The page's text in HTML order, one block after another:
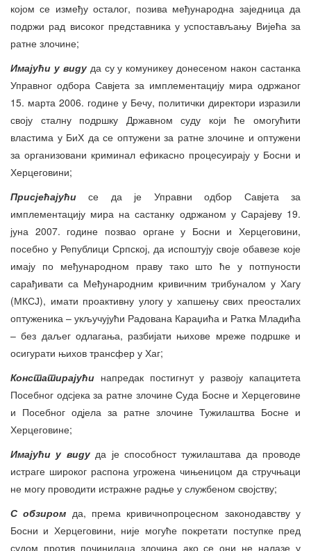
којом се између осталог, позива међународна заједница да
подржи рад високог представника у успостављању Вијећа за
ратне злочине;
Имајући у виду да су у комуникеу донесеном након састанка
Управног одбора Савјета за имплементацију мира одржаног
15. марта 2006. године у Бечу, политички директори изразили
своју сталну подршку Државном суду који ће омогућити
властима у БиХ да се оптужени за ратне злочине и оптужени
за организовани криминал ефикасно процесуирају у Босни и
Херцеговини;
Присјећајући се да је Управни одбор Савјета за
имплементацију мира на састанку одржаном у Сарајеву 19.
јуна 2007. године позвао органе у Босни и Херцеговини,
посебно у Републици Српској, да испоштују своје обавезе које
имају по међународном праву тако што ће у потпуности
сарађивати са Међународним кривичним трибуналом у Хагу
(МКСЈ), имати проактивну улогу у хапшењу свих преосталих
оптуженика – укључујући Радована Караџића и Ратка Младића
– без даљег одлагања, разбијати њихове мреже подршке и
осигурати њихов трансфер у Хаг;
Констатирајући напредак постигнут у развоју капацитета
Посебног одсјека за ратне злочине Суда Босне и Херцеговине
и Посебног одјела за ратне злочине Тужилаштва Босне и
Херцеговине;
Имајући у виду да је способност тужилаштава да проводе
истраге широког распона угрожена чињеницом да стручњаци
не могу проводити истражне радње у службеном својству;
С обзиром да, према кривичнопроцесном законодавству у
Босни и Херцеговини, није могуће покретати поступке пред
судом против починилаца злочина ако се они не налазе у